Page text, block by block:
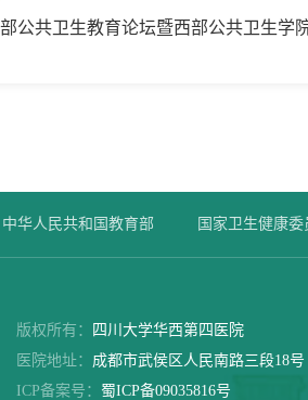
公共卫生教育论坛暨西部公共卫生学
中华人民共和国教育部 国家卫生健康委
版权所有：
四川大学华西第四医院
医院地址： 成都市武侯区人民南路三段18号
ICP备案号： 蜀ICP备09035816号